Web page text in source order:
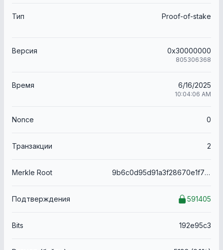
Тип Proof-of-stake
Версия 0x30000000
805306368
Время 6/16/2025
10:04:06 AM
Nonce 0
Транзакции 2
Merkle Root 9b6c0d95d91a3f28670e1f76d83e4cc1641e13f9448baf918488988b9a29db07
Подтверждения 591405
Bits 192e95c3